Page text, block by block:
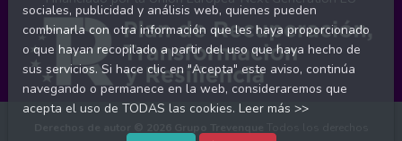
sociales, publicidad y análisis web, quienes pueden
combinarla con otra información que les haya proporcionado
o que hayan recopilado a partir del uso que haya hecho de
sus servicios. Si hace clic en "Acepta" este aviso, continúa
navegando o permanece en la web, consideraremos que
acepta el uso de TODAS las cookies. Leer más >>